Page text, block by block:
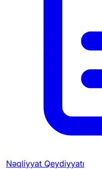
Nəqliyyat Qeydiyyatı